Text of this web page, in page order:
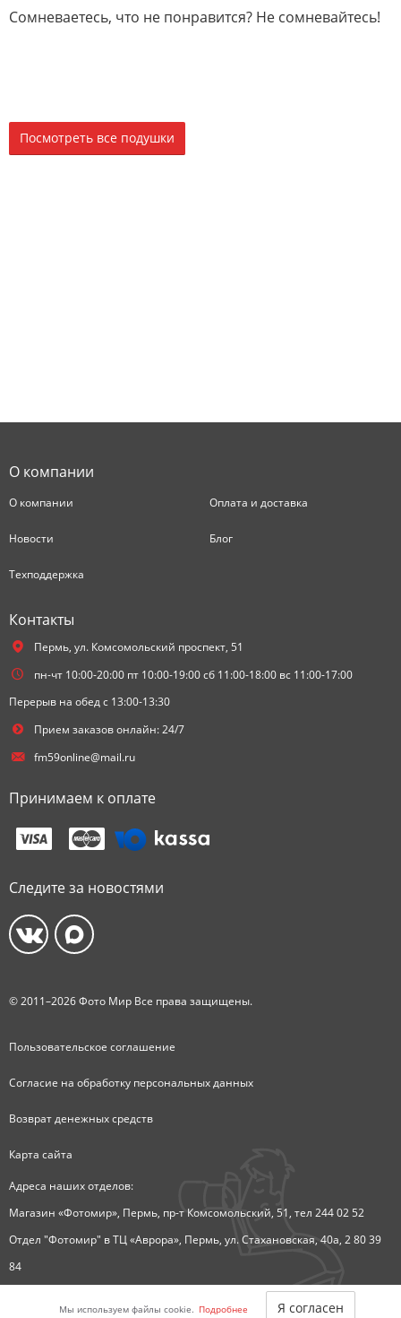
Сомневаетесь, что не понравится? Не сомневайтесь!
Посмотреть все подушки
Мы используем файлы cookie. Подробнее Я согласен
О компании
О компании Оплата и доставка
Новости Блог
Техподдержка
Контакты
Пермь, ул. Комсомольский проспект, 51
пн-чт 10:00-20:00 пт 10:00-19:00 сб 11:00-18:00 вс 11:00-17:00
Перерыв на обед с 13:00-13:30
Прием заказов онлайн: 24/7
fm59online@mail.ru
Принимаем к оплате
Следите за новостями
© 2011–2026 Фото Мир Все права защищены.
Пользовательское соглашение
Согласие на обработку персональных данных
Возврат денежных средств
Карта сайта
Адреса наших отделов:
Магазин «Фотомир», Пермь, пр-т Комсомольский, 51, тел 244 02 52
Отдел "Фотомир" в ТЦ «Аврора», Пермь, ул. Стахановская, 40а, 2 80 39
84
Отдел "Фотомир" в магазине "Огонек", Краснокамск, пр.